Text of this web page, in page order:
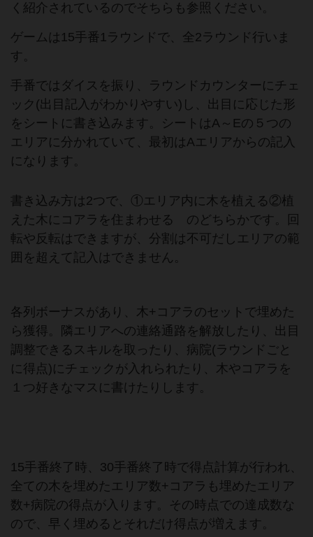
く紹介されているのでそちらも参照ください。
ゲームは15手番1ラウンドで、全2ラウンド行いま
す。
手番ではダイスを振り、ラウンドカウンターにチェ
ック(出目記入がわかりやすい)し、出目に応じた形
をシートに書き込みます。シートはA～Eの５つの
エリアに分かれていて、最初はAエリアからの記入
になります。
書き込み方は2つで、①エリア内に木を植える②植
えた木にコアラを住まわせる のどちらかです。回
転や反転はできますが、分割は不可だしエリアの範
囲を超えて記入はできません。
各列ボーナスがあり、木+コアラのセットで埋めた
ら獲得。隣エリアへの連絡通路を解放したり、出目
調整できるスキルを取ったり、病院(ラウンドごと
に得点)にチェックが入れられたり、木やコアラを
１つ好きなマスに書けたりします。
15手番終了時、30手番終了時で得点計算が行われ、
全ての木を埋めたエリア数+コアラも埋めたエリア
数+病院の得点が入ります。その時点での達成数な
ので、早く埋めるとそれだけ得点が増えます。